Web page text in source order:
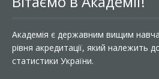
Академія є державним вищим
рівня акредитації, який належить
статистики України.